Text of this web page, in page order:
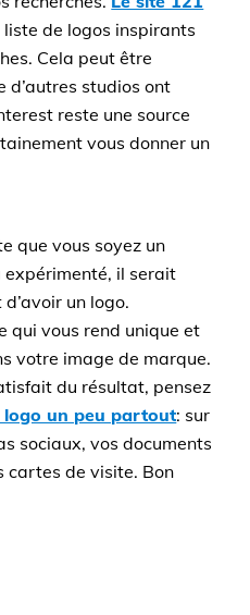
de logos inspirants
Cela peut être
d’autres studios ont
reste une source
vous donner un
que vous soyez un
il serait
un logo.
qui vous rend unique et
votre image de marque.
du résultat, pensez
un peu partout: sur
sociaux, vos documents
cartes de visite. Bon